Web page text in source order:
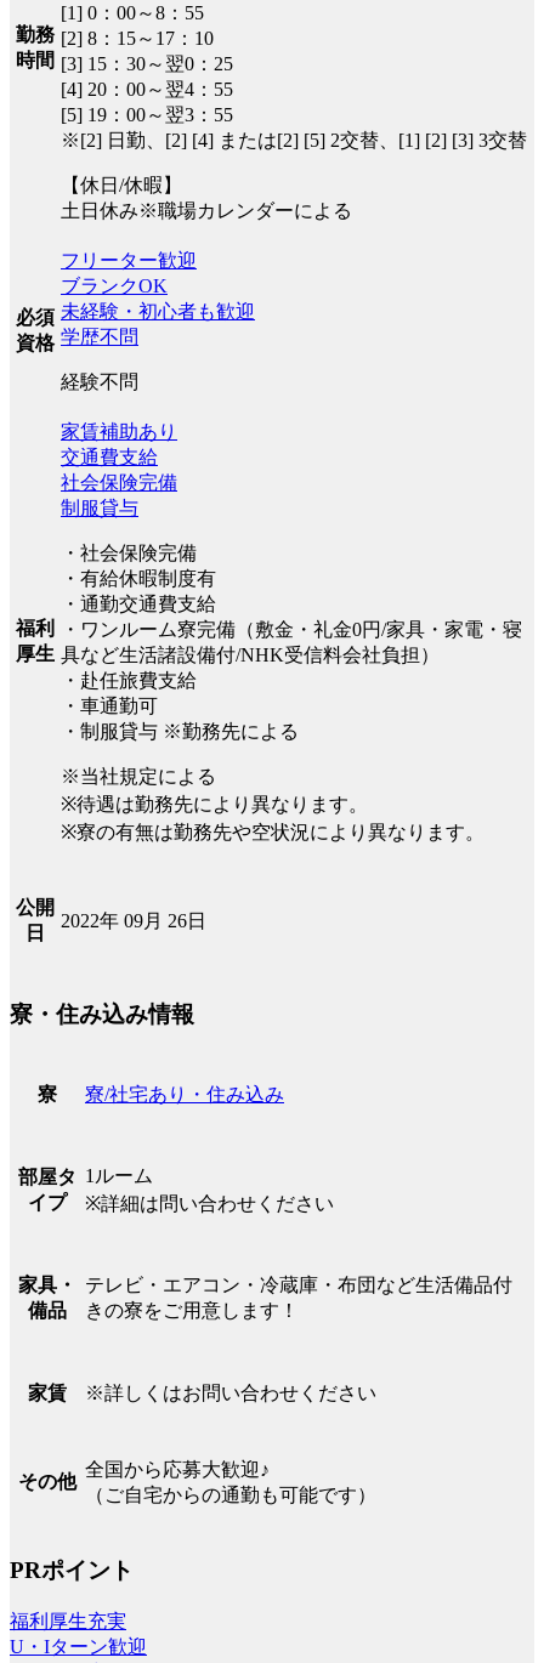
勤務
時間
[1] 0：00～8：55
[2] 8：15～17：10
[3] 15：30～翌0：25
[4] 20：00～翌4：55
[5] 19：00～翌3：55
※[2] 日勤、[2] [4] または[2] [5] 2交替、[1] [2] [3] 3交替
【休日/休暇】
土日休み※職場カレンダーによる
必須
資格
フリーター歓迎
ブランクOK
未経験・初心者も歓迎
学歴不問
経験不問
福利
厚生
家賃補助あり
交通費支給
社会保険完備
制服貸与
・社会保険完備
・有給休暇制度有
・通勤交通費支給
・ワンルーム寮完備（敷金・礼金0円/家具・家電・寝
具など生活諸設備付/NHK受信料会社負担）
・赴任旅費支給
・車通勤可
・制服貸与 ※勤務先による
※当社規定による
※待遇は勤務先により異なります。
※寮の有無は勤務先や空状況により異なります。
公開
日
2022年 09月 26日
寮・住み込み情報
寮 寮/社宅あり・住み込み
部屋タ
イプ
1ルーム
※詳細は問い合わせください
家具・
備品
テレビ・エアコン・冷蔵庫・布団など生活備品付
きの寮をご用意します！
家賃 ※詳しくはお問い合わせください
その他
全国から応募大歓迎♪
（ご自宅からの通勤も可能です）
PRポイント
福利厚生充実
U・Iターン歓迎